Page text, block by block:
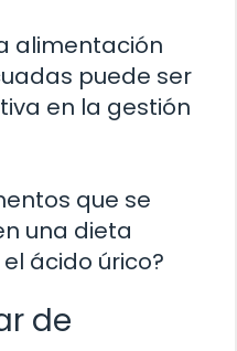
alimentación
puede ser
en la gestión
que se
una dieta
ácido úrico?
de